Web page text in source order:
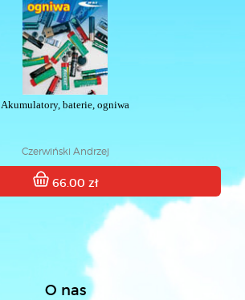
Akumulatory, baterie, ogniwa
Czerwiński Andrzej
66.00 zł
O nas